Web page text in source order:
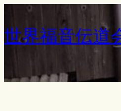
を
ッ
世界福音伝道